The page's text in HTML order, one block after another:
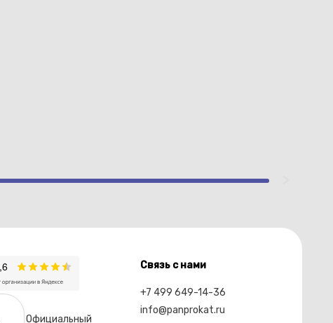
Официальный
Связь с нами
+7 499 649-14-36
info@panprokat.ru